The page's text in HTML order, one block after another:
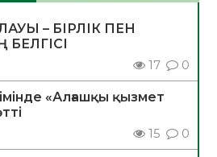
– БІРЛІК ПЕН
БЕЛГІСІ
17 0
«Алғашқы қызмет
15 0